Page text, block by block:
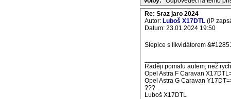
Re: Sraz jaro 2024
Autor: Luboš X17DTL (IP
Datum: 23.01.2024 19:50
Slepice s likvidátorem
Raději pomalu autem, než
Opel Astra F Caravan
Opel Astra G Caravan
???
Luboš X17DTL